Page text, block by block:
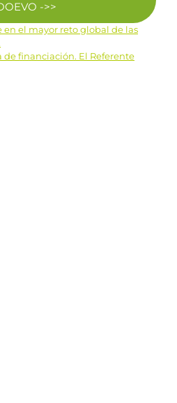
->>
el mayor reto global de las
de financiación. El Referente